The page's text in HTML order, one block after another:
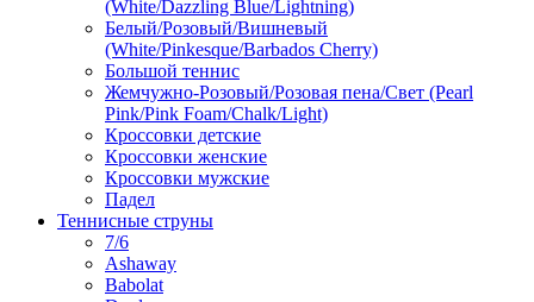
(White/Dazzling Blue/Lightning)
Белый/Розовый/Вишневый
(White/Pinkesque/Barbados Cherry)
Большой теннис
Жемчужно-Розовый/Розовая пена/Свет (Pearl
Pink/Pink Foam/Chalk/Light)
Кроссовки детские
Кроссовки женские
Кроссовки мужские
Падел
Теннисные струны
7/6
Ashaway
Babolat